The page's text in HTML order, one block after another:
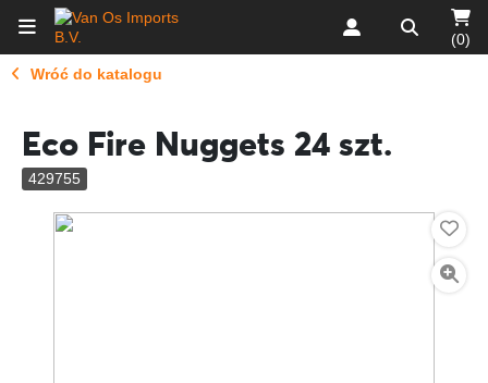
(0)
Wróć do katalogu
Eco Fire Nuggets 24 szt.
429755